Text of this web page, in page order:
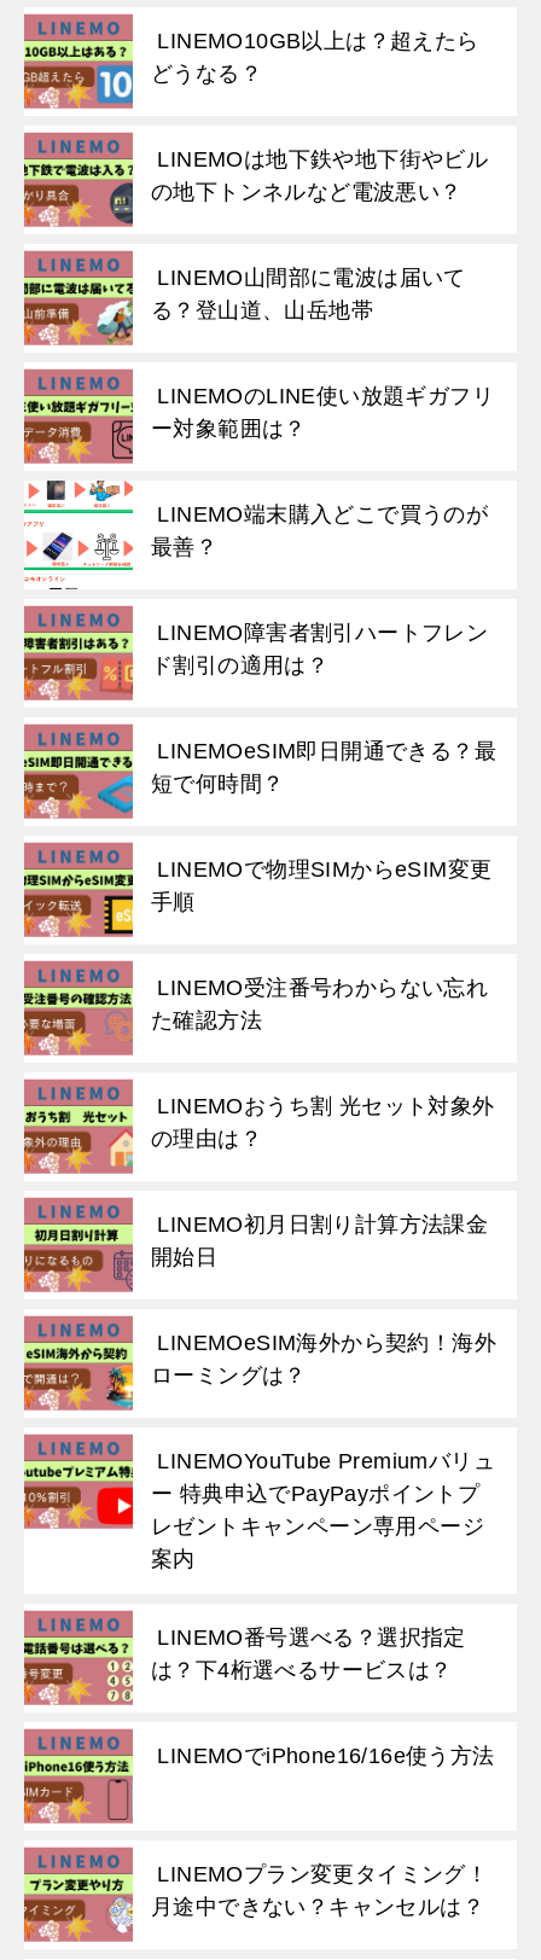
LINEMO10GB以上は？超えたら
どうなる？
LINEMOは地下鉄や地下街やビル
の地下トンネルなど電波悪い？
LINEMO山間部に電波は届いて
る？登山道、山岳地帯
LINEMOのLINE使い放題ギガフリ
ー対象範囲は？
LINEMO端末購入どこで買うのが
最善？
LINEMO障害者割引ハートフレン
ド割引の適用は？
LINEMOeSIM即日開通できる？最
短で何時間？
LINEMOで物理SIMからeSIM変更
手順
LINEMO受注番号わからない忘れ
た確認方法
LINEMOおうち割 光セット対象外
の理由は？
LINEMO初月日割り計算方法課金
開始日
LINEMOeSIM海外から契約！海外
ローミングは？
LINEMOYouTube Premiumバリュ
ー 特典申込でPayPayポイントプ
レゼントキャンペーン専用ページ
案内
LINEMO番号選べる？選択指定
は？下4桁選べるサービスは？
LINEMOでiPhone16/16e使う方法
LINEMOプラン変更タイミング！
月途中できない？キャンセルは？